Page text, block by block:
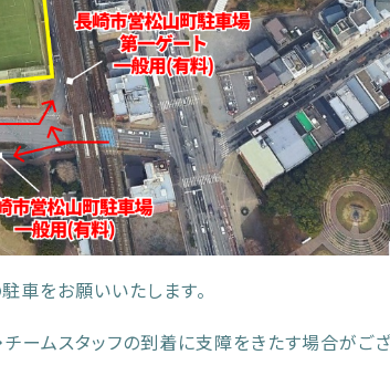
車をお願いいたします。
ームスタッフの到着に支障をきたす場合がご